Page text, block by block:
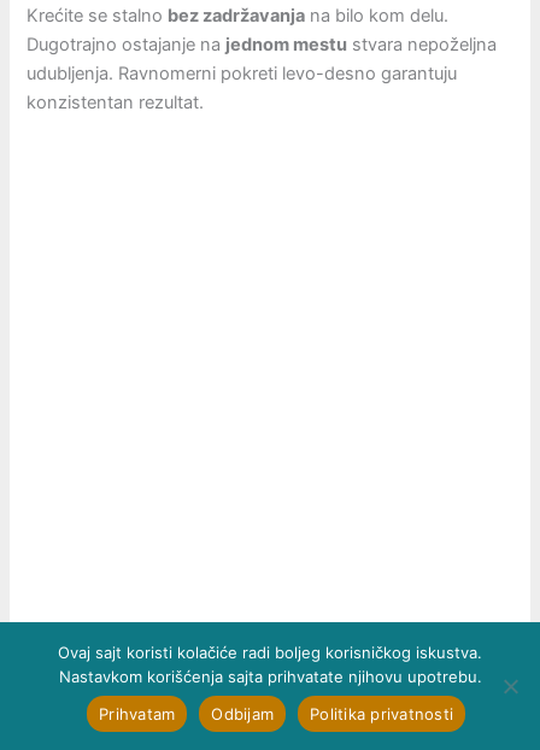
Krećite se stalno bez zadržavanja na bilo kom delu.
Dugotrajno ostajanje na jednom mestu stvara nepoželjna
udubljenja. Ravnomerni pokreti levo-desno garantuju
konzistentan rezultat.
Koristite umeren pritisak tokom celog procesa. Težina
mašine i vibracije treba da obave većinu posla. Prejak
Ovaj sajt koristi kolačiće radi boljeg korisničkog iskustva.
Nastavkom korišćenja sajta prihvatate njihovu upotrebu.
Prihvatam
Odbijam Politika privatnosti